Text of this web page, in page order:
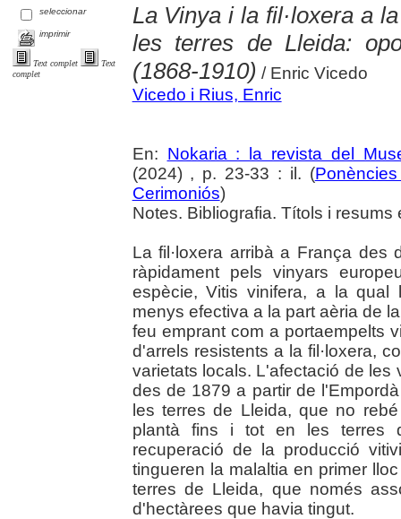
seleccionar
imprimir
Text complet
Text
complet
La Vinya i la fil·loxera a
les terres de Lleida:
(1868-1910) / Enric Vicedo
Vicedo i Rius, Enric
En: Nokaria : la revista del
(2024) , p. 23-33 : il. (
Cerimoniós)
Notes. Bibliografia. Títols i resums
La fil·loxera arribà a França
ràpidament pels vinyars
espècie, Vitis vinifera, a la qual
menys efectiva a la part aèria de
feu emprant com a portaempelts
d'arrels resistents a la fil·loxera,
varietats locals. L'afectació de
des de 1879 a partir de
les terres de Lleida, que no
plantà fins i tot en les terres
recuperació de la producció
tingueren la malaltia en primer
terres de Lleida, que només
d'hectàrees que havia tingut.